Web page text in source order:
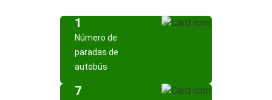
1
Número de
paradas de
autobús
7